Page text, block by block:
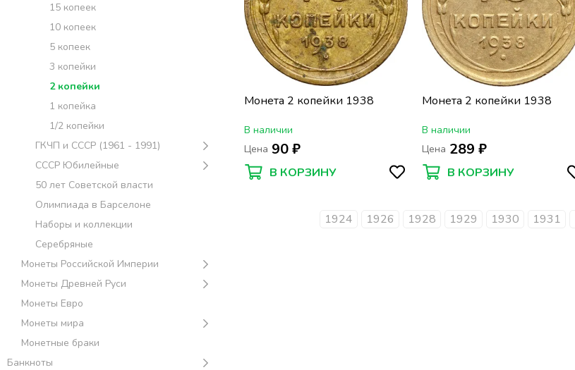
15 копеек
10 копеек
5 копеек
3 копейки
2 копейки
1 копейка
1/2 копейки
ГКЧП и СССР (1961 - 1991)
СССР Юбилейные
50 лет Советской власти
Олимпиада в Барселоне
Наборы и коллекции
Серебряные
Монеты Российской Империи
Монеты Древней Руси
Монеты Евро
Монеты мира
Монетные браки
Банкноты
Монета 2 копейки 1938
В наличии
Цена 90 ₽
В КОРЗИНУ
Монета 2 копейки 1938
В наличии
Цена 289 ₽
В КОРЗИНУ
1924 1926 1928 1929 1930 1931